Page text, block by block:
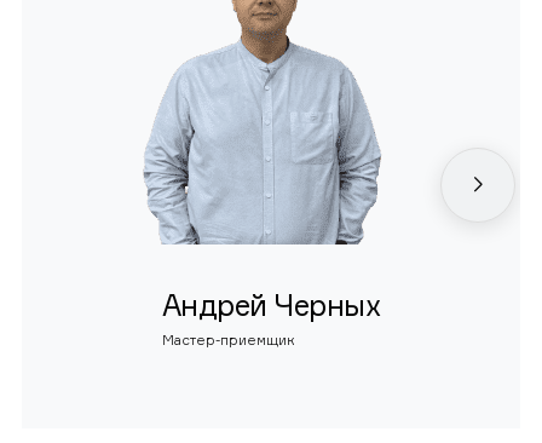
Андрей Черных
Мастер-приемщик